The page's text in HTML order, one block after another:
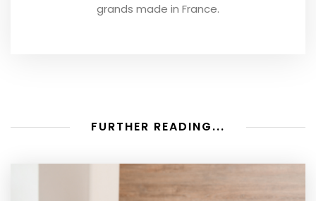
grands made in France.
FURTHER READING...